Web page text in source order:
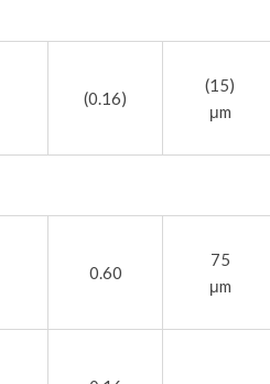
(0.16)
(15)
μm
0.60
75
μm